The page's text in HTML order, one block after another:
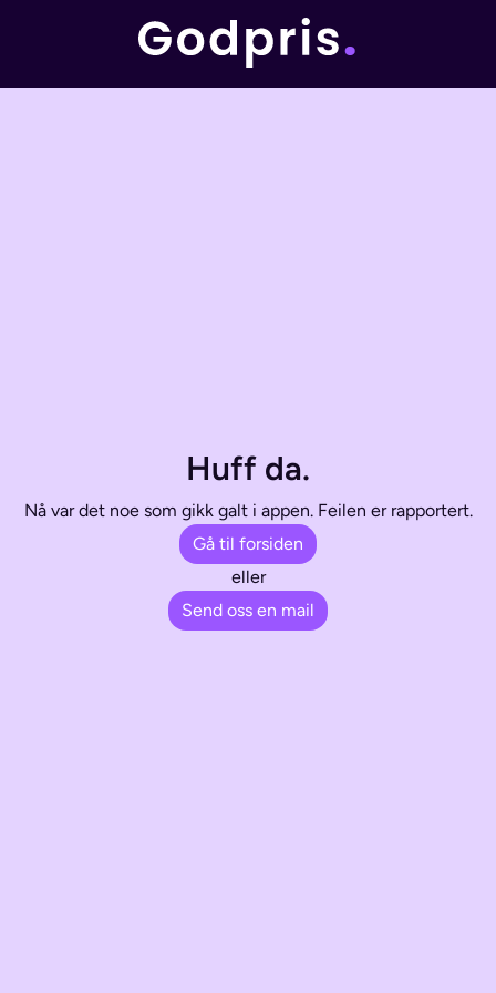
Huff da.
Nå var det noe som gikk galt i appen. Feilen er rapportert.
Gå til forsiden
eller
Send oss en mail